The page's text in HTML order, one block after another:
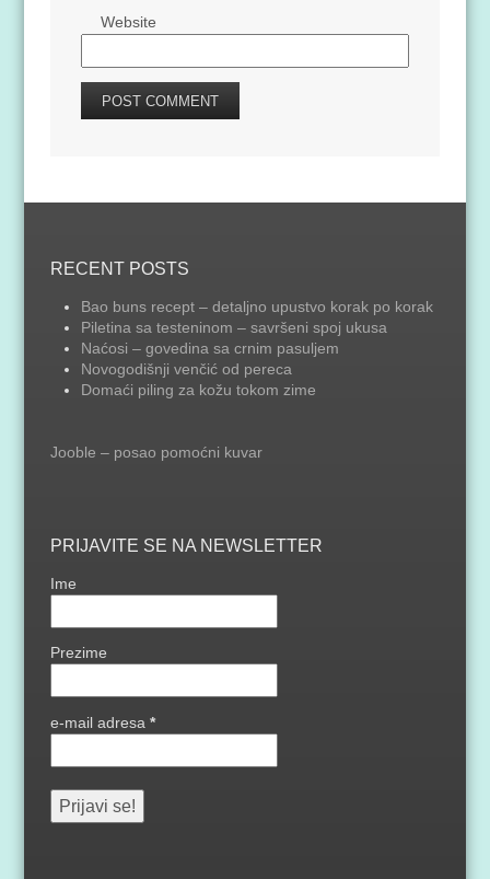
Website
RECENT POSTS
Bao buns recept – detaljno upustvo korak po korak
Piletina sa testeninom – savršeni spoj ukusa
Naćosi – govedina sa crnim pasuljem
Novogodišnji venčić od pereca
Domaći piling za kožu tokom zime
Jooble – posao pomoćni kuvar
PRIJAVITE SE NA NEWSLETTER
Ime
Prezime
e-mail adresa*